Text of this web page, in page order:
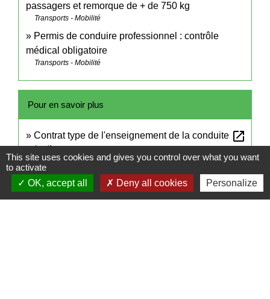
passagers et remorque de + de 750 kg
Transports - Mobilité
Permis de conduire professionnel : contrôle
médical obligatoire
Transports - Mobilité
Pour en savoir plus
Contrat type de l'enseignement de la conduite open_in_new
Legifrance
Signaler une erreur sur cette page
This site uses cookies and gives you control over what you want
to activate
OK, accept all
Deny all cookies Personalize